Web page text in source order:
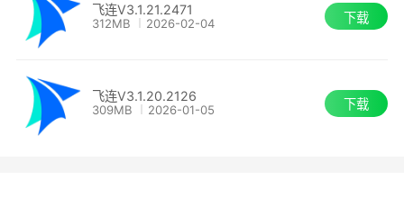
实时阻断风险终端，保障安全可控的云资源访
问
飞连V3.1.21.2471
312MB 2026-02-04 下载
飞连V3.1.20.2126
309MB 2026-01-05 下载